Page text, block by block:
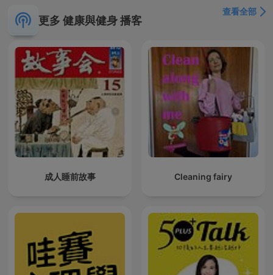
更多 健康與健身 播客
查看全部
成人睡前故事 Cleaning fairy